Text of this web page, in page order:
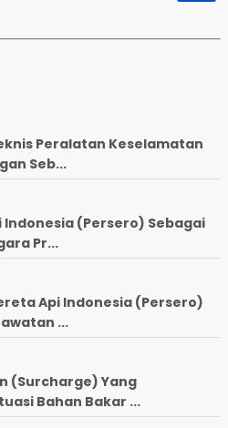
Peralatan Keselamatan
Seb...
Indonesia (Persero) Sebagai
Pr...
Api Indonesia (Persero)
...
(Surcharge) Yang
Bahan Bakar ...